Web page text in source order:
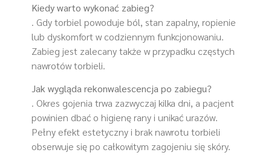
Kiedy warto wykonać zabieg?
. Gdy torbiel powoduje ból, stan zapalny, ropienie
lub dyskomfort w codziennym funkcjonowaniu.
Zabieg jest zalecany także w przypadku częstych
nawrotów torbieli.
Jak wygląda rekonwalescencja po zabiegu?
. Okres gojenia trwa zazwyczaj kilka dni, a pacjent
powinien dbać o higienę rany i unikać urazów.
Pełny efekt estetyczny i brak nawrotu torbieli
obserwuje się po całkowitym zagojeniu się skóry.